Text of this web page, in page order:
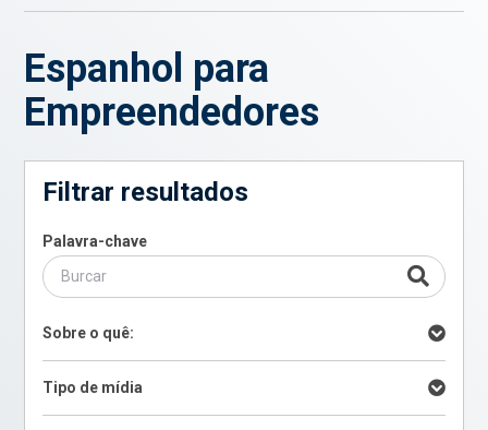
Espanhol para
Empreendedores
Filtrar resultados
Palavra-chave
Sobre o quê:
Tipo de mídia